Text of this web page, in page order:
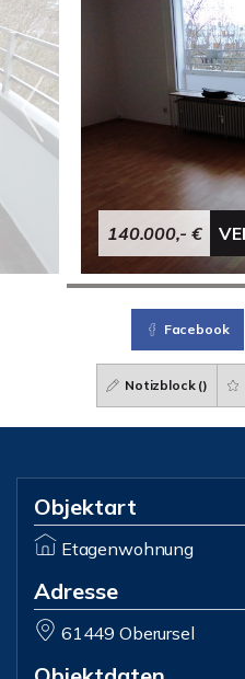
140.000,- €
Facebook
Notizblock ()
Objektart
Etagenwohnung
Adresse
61449 Oberursel